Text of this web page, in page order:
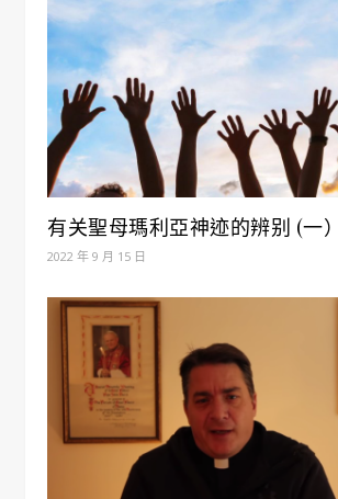
有关聖母瑪利亞神迹的辨别 (一）
2022 年 9 月 15 日